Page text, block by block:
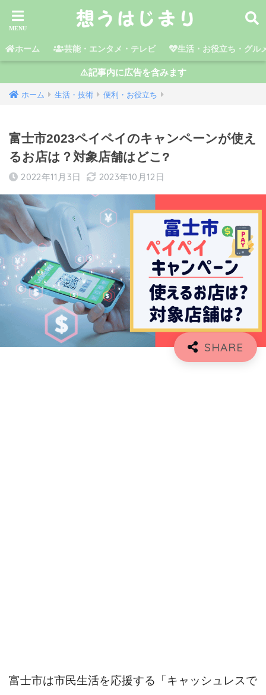
ホーム 芸能・エンタメ・テレビ 生活・お役立ち・グル
⚠️記事内に広告を含みます
ホーム 生活・技術 便利・お役立ち
富士市2023ペイペイのキャンペーンが使え
るお店は？対象店舗はどこ?
2022年11月3日 2023年10月12日
富士市は市民生活を応援する「キャッシュレスで